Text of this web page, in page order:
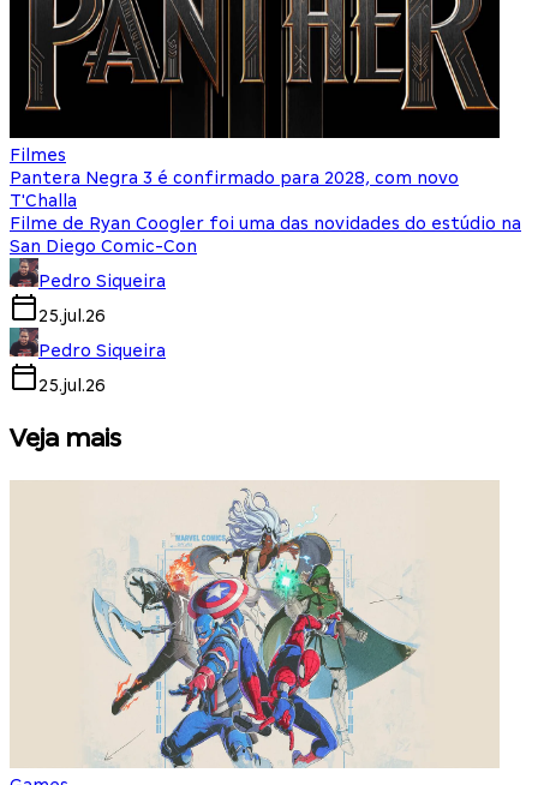
Filmes
Pantera Negra 3 é confirmado para 2028, com novo
T'Challa
Filme de Ryan Coogler foi uma das novidades do estúdio na
San Diego Comic-Con
Pedro Siqueira
25.jul.26
Pedro Siqueira
25.jul.26
Veja mais